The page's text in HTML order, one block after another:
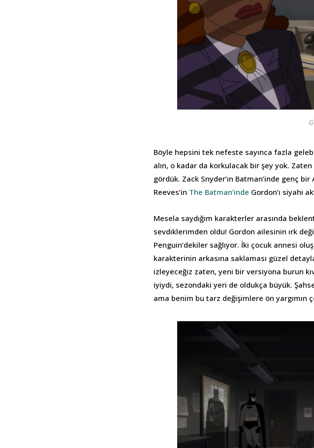
Böyle hepsini tek nefeste sayınca fazla
alın, o kadar da korkulacak bir şey yok.
gördük. Zack Snyder’ın Batman’inde genç
Reeves’in The Batman’inde Gordon’ı siyahi
Mesela saydığım karakterler arasında
sevdiklerimden oldu! Gordon ailesinin ırk
Penguin’dekiler sağlıyor. İki çocuk annesi
karakterinin arkasına saklaması güzel
izleyeceğiz zaten, yeni bir versiyona burun
iyiydi, sezondaki yeri de oldukça büyük.
ama benim bu tarz değişimlere ön yargımın